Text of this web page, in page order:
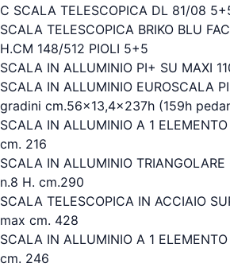
C SCALA TELESCOPICA DL 81/08
SCALA TELESCOPICA BRIKO BLU
H.CM 148/512 PIOLI 5+5
SCALA IN ALLUMINIO PI+ SU MAXI
SCALA IN ALLUMINIO EUROSCALA
gradini cm.56x13,4x237h (159h
SCALA IN ALLUMINIO A 1
cm. 216
SCALA IN ALLUMINIO
n.8 H. cm.290
SCALA TELESCOPICA IN ACCIAIO
max cm. 428
SCALA IN ALLUMINIO A 1
cm. 246